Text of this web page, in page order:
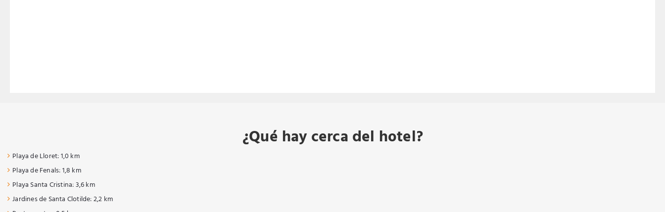
¿Qué hay cerca del hotel?
Playa de Lloret: 1,0 km
Playa de Fenals: 1,8 km
Playa Santa Cristina: 3,6 km
Jardines de Santa Clotilde: 2,2 km